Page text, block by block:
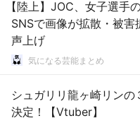
【陸上】JOC、女子選手
SNSで画像が拡散・被害
声上げ
気になる芸能まとめ
シュガリリ龍ヶ崎リン
決定！【Vtuber】